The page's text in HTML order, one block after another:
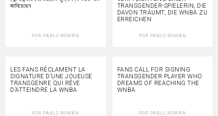
জানিয়েছেন
POR PABLO ROMÁN
TRANSGENDER-SPIELERIN, DIE
DAVON TRÄUMT, DIE WNBA ZU
ERREICHEN
POR PABLO ROMÁN
LES FANS RÉCLAMENT LA
SIGNATURE D’UNE JOUEUSE
TRANSGENRE QUI RÊVE
D’ATTEINDRE LA WNBA
POR PABLO ROMÁN
FANS CALL FOR SIGNING
TRANSGENDER PLAYER WHO
DREAMS OF REACHING THE
WNBA
POR PABLO ROMÁN